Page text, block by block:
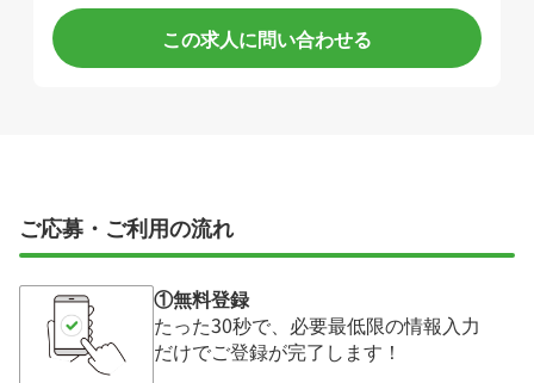
この求人に問い合わせる
ご応募・ご利用の流れ
①無料登録
たった30秒で、必要最低限の情報入力
だけでご登録が完了します！